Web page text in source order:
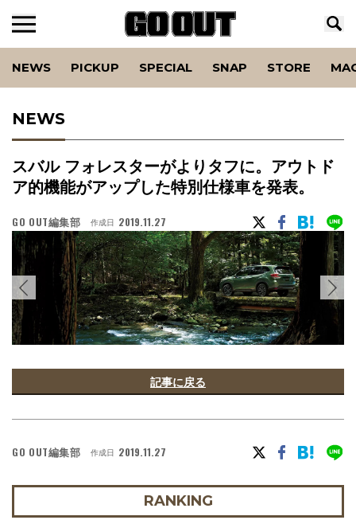
NEWS PICKUP SPECIAL SNAP STORE
NEWS
スバル フォレスターがよりタフに。アウトド
ア的機能がアップした特別仕様車を発表。
GO OUT編集部 作成日 2019.11.27
記事に戻る
GO OUT編集部 作成日 2019.11.27
RANKING